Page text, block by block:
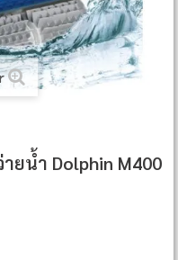
น้ำ Dolphin M400